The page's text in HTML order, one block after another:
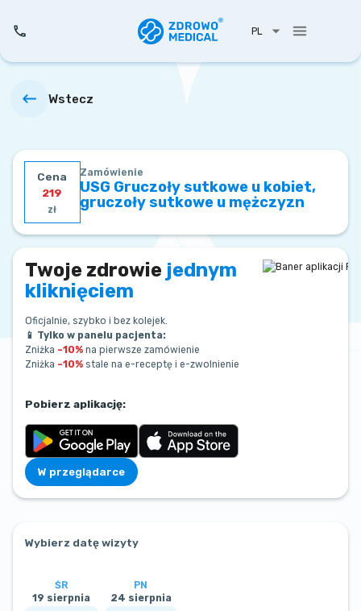
PL
Wstecz
Cena
219
zł
Zamówienie
USG Gruczoły sutkowe u kobiet,
gruczoły sutkowe u mężczyzn
Twoje zdrowie jednym
kliknięciem
Oficjalnie, szybko i bez kolejek.
📱 Tylko w panelu pacjenta:
Zniżka –10% na pierwsze zamówienie
Zniżka –10% stale na e-receptę i e-zwolnienie
Pobierz aplikację:
W przeglądarce
Wybierz datę wizyty
ŚR
19 sierpnia
PN
24 sierpnia